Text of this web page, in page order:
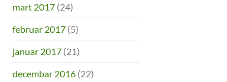
mart 2017(24)
februar 2017(5)
januar 2017(21)
decembar 2016(22)